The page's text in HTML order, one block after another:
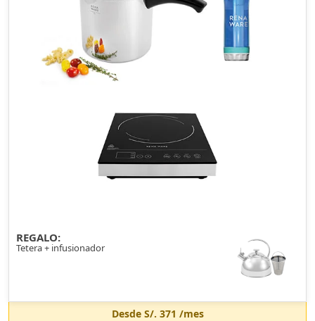
REGALO:
Tetera + infusionador
Desde S/. 371 /mes